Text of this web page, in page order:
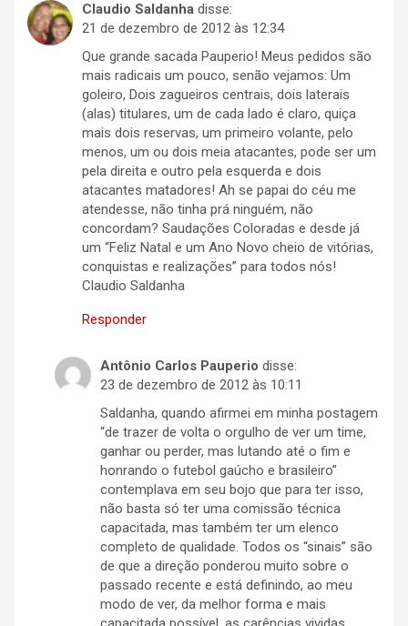
Claudio Saldanha disse:
21 de dezembro de 2012 às 12:34
Que grande sacada Pauperio! Meus pedidos são
mais radicais um pouco, senão vejamos: Um
goleiro, Dois zagueiros centrais, dois laterais
(alas) titulares, um de cada lado é claro, quiça
mais dois reservas, um primeiro volante, pelo
menos, um ou dois meia atacantes, pode ser um
pela direita e outro pela esquerda e dois
atacantes matadores! Ah se papai do céu me
atendesse, não tinha prá ninguém, não
concordam? Saudações Coloradas e desde já
um “Feliz Natal e um Ano Novo cheio de vitórias,
conquistas e realizações” para todos nós!
Claudio Saldanha
Responder
Antônio Carlos Pauperio disse:
23 de dezembro de 2012 às 10:11
Saldanha, quando afirmei em minha postagem
“de trazer de volta o orgulho de ver um time,
ganhar ou perder, mas lutando até o fim e
honrando o futebol gaúcho e brasileiro”
contemplava em seu bojo que para ter isso,
não basta só ter uma comissão técnica
capacitada, mas também ter um elenco
completo de qualidade. Todos os “sinais” são
de que a direção ponderou muito sobre o
passado recente e está definindo, ao meu
modo de ver, da melhor forma e mais